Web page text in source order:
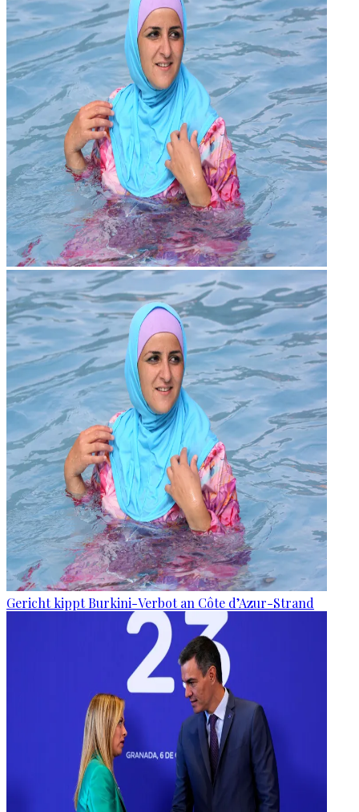
Gericht kippt Burkini-Verbot an Côte d’Azur-Strand